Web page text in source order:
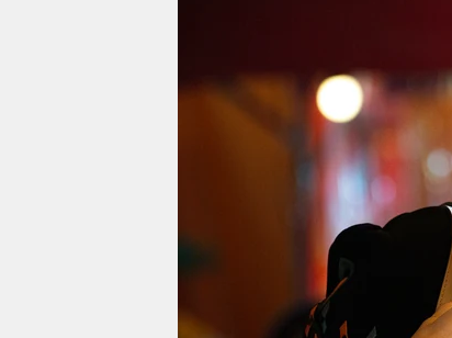
veranstaltungen
genossenschaft